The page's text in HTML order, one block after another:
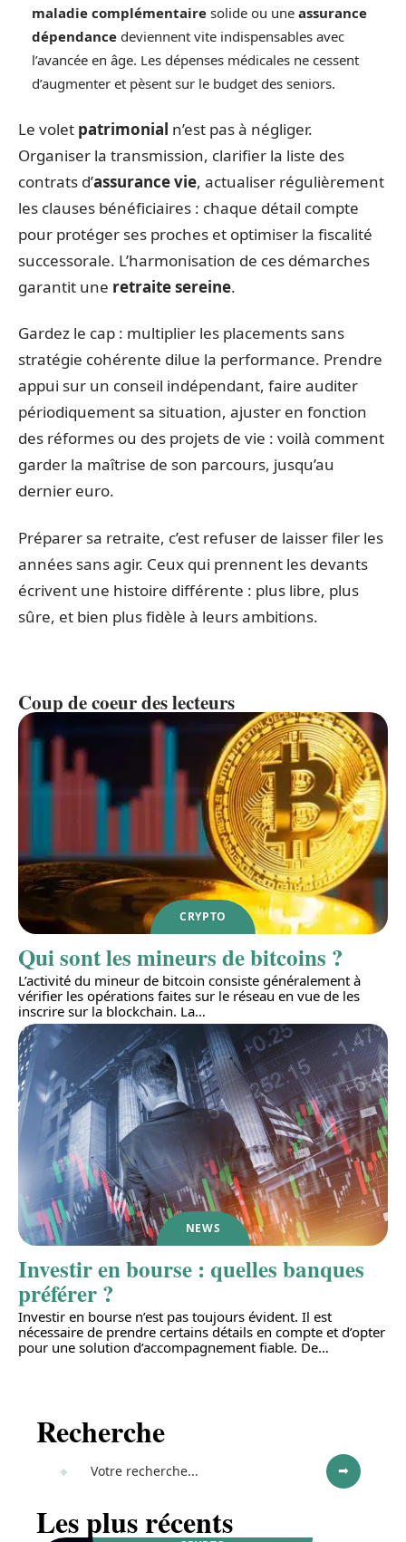
maladie complémentaire solide ou une assurance
dépendance deviennent vite indispensables avec
l’avancée en âge. Les dépenses médicales ne cessent
d’augmenter et pèsent sur le budget des seniors.
Le volet patrimonial n’est pas à négliger.
Organiser la transmission, clarifier la liste des
contrats d’assurance vie, actualiser régulièrement
les clauses bénéficiaires : chaque détail compte
pour protéger ses proches et optimiser la fiscalité
successorale. L’harmonisation de ces démarches
garantit une retraite sereine.
Gardez le cap : multiplier les placements sans
stratégie cohérente dilue la performance. Prendre
appui sur un conseil indépendant, faire auditer
périodiquement sa situation, ajuster en fonction
des réformes ou des projets de vie : voilà comment
garder la maîtrise de son parcours, jusqu’au
dernier euro.
Préparer sa retraite, c’est refuser de laisser filer les
années sans agir. Ceux qui prennent les devants
écrivent une histoire différente : plus libre, plus
sûre, et bien plus fidèle à leurs ambitions.
Coup de coeur des lecteurs
CRYPTO
Qui sont les mineurs de bitcoins ?
L’activité du mineur de bitcoin consiste généralement à
vérifier les opérations faites sur le réseau en vue de les
inscrire sur la blockchain. La…
NEWS
Investir en bourse : quelles banques
préférer ?
Investir en bourse n’est pas toujours évident. Il est
nécessaire de prendre certains détails en compte et d’opter
pour une solution d’accompagnement fiable. De…
Recherche
Les plus récents